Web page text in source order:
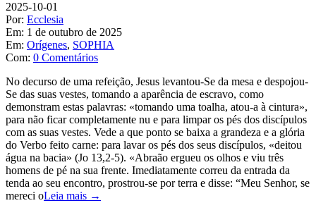
2025-10-01
Por: Ecclesia
Em: 1 de outubro de 2025
Em: Orígenes, SOPHIA
Com: 0 Comentários
No decurso de uma refeição, Jesus levantou-Se da mesa e despojou-
Se das suas vestes, tomando a aparência de escravo, como
demonstram estas palavras: «tomando uma toalha, atou-a à cintura»,
para não ficar completamente nu e para limpar os pés dos discípulos
com as suas vestes. Vede a que ponto se baixa a grandeza e a glória
do Verbo feito carne: para lavar os pés dos seus discípulos, «deitou
água na bacia» (Jo 13,2-5). «Abraão ergueu os olhos e viu três
homens de pé na sua frente. Imediatamente correu da entrada da
tenda ao seu encontro, prostrou-se por terra e disse: “Meu Senhor, se
mereci oLeia mais →